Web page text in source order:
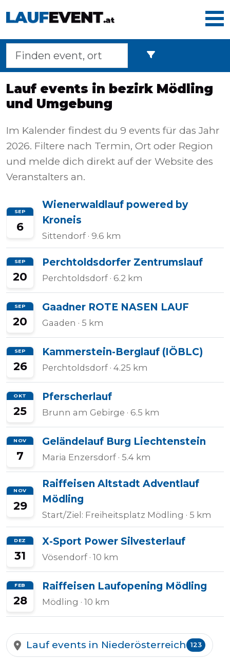
Home
Laufveranstaltungen
Langstreckenmarsche
Marathons
Halbmarathons
Läufe
Kinder
events
Tempo
Rechner
Wettkampfzeit-
Prognose
Event
Lauf events in bezirk Mödling
und Umgebung
Im Kalender findest du 9 events für das Jahr
2026. Filtere nach Termin, Ort oder Region
und melde dich direkt auf der Website des
Veranstalters an.
SEP
6
Wienerwaldlauf powered by
Kroneis
Sittendorf · 9.6 km
SEP
20
Perchtoldsdorfer Zentrumslauf
Perchtoldsdorf · 6.2 km
SEP
20
Gaadner ROTE NASEN LAUF
Gaaden · 5 km
SEP
26
Kammerstein-Berglauf (IÖBLC)
Perchtoldsdorf · 4.25 km
OKT
25
Pferscherlauf
Brunn am Gebirge · 6.5 km
NOV
7
Geländelauf Burg Liechtenstein
Maria Enzersdorf · 5.4 km
NOV
29
Raiffeisen Altstadt Adventlauf
Mödling
Start/Ziel: Freiheitsplatz Mödling · 5 km
DEZ
31
X-Sport Power Silvesterlauf
Vösendorf · 10 km
FEB
28
Raiffeisen Laufopening Mödling
Mödling · 10 km
Lauf events in Niederösterreich 123